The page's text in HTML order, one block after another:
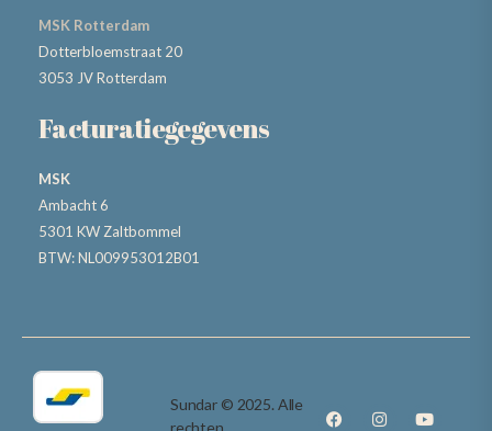
MSK Rotterdam
Dotterbloemstraat 20
3053 JV Rotterdam
Facturatiegegevens
MSK
Ambacht 6
5301 KW Zaltbommel
BTW: NL009953012B01
Sundar © 2025. Alle
rechten